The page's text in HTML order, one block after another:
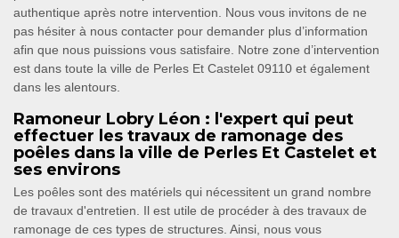
authentique après notre intervention. Nous vous invitons de ne
pas hésiter à nous contacter pour demander plus d’information
afin que nous puissions vous satisfaire. Notre zone d’intervention
est dans toute la ville de Perles Et Castelet 09110 et également
dans les alentours.
Ramoneur Lobry Léon : l'expert qui peut
effectuer les travaux de ramonage des
poêles dans la ville de Perles Et Castelet et
ses environs
Les poêles sont des matériels qui nécessitent un grand nombre
de travaux d'entretien. Il est utile de procéder à des travaux de
ramonage de ces types de structures. Ainsi, nous vous